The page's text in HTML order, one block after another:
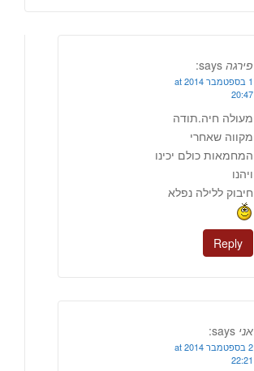
פירגה says:
1 בספטמבר 2014 at
20:47
מעולה חיה.תודה
מקווה שאחרי
המחמאות כולם יכינו
ויהנו
חיבוק ללילה נפלא
Reply
אני says:
2 בספטמבר 2014 at
22:21